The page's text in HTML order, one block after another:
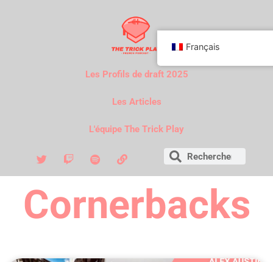
Les Profils de draft 2025
Les Articles
L'équipe The Trick Play
Cornerbacks
Français